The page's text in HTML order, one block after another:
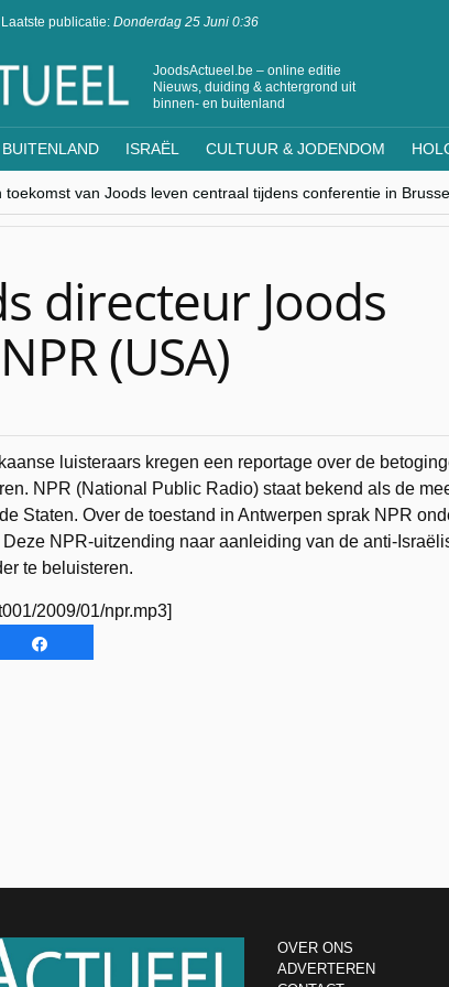
Laatste publicatie: Donderdag 25 Juni 0:36
JoodsActueel.be – online editie
Nieuws, duiding & achtergrond uit
binnen- en buitenland
BUITENLAND ISRAËL CULTUUR & JODENDOM
toekomst van Joods leven centraal tijdens conferentie in
moeilijk seculiere Westen minderheden begrijpt”, Jinnih
Boekarest: de verrassing van Oost-Europa
op de beklaagdenbank”
directeur Joods
(USA)
luisteraars kregen een reportage over de
NPR (National Public Radio) staat bekend als de
Staten. Over de toestand in Antwerpen sprak NPR
NPR-uitzending naar aanleiding van de anti-
te beluisteren.
2009/01/npr.mp3]
OVER ONS
ADVERTEREN